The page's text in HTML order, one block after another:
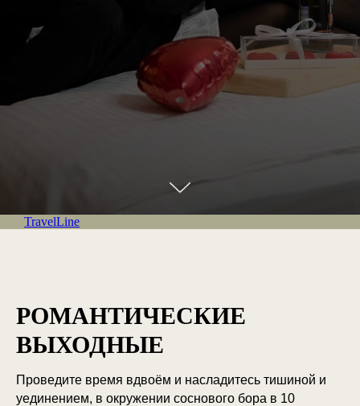
TravelLine
РОМАНТИЧЕСКИЕ
ВЫХОДНЫЕ
Проведите время вдвоём и насладитесь тишиной и
уединением, в окружении соснового бора в 10